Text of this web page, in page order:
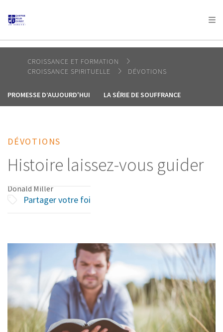
AFRICA
AMERICA / CARIBBEAN
OCEANIA
CROISSANCE ET FORMATION
CROISSANCE SPIRITUELLE
DÉVOTIONS
PROMESSE D’AUJOURD'HUI LA SÉRIE DE SOUFFRANCE
DÉVOTIONS
Histoire laissez-vous guider
Donald Miller
Partager votre foi